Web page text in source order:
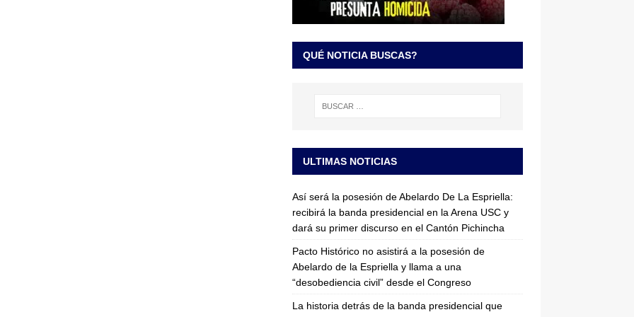
QUÉ NOTICIA BUSCAS?
ULTIMAS NOTICIAS
Así será la posesión de Abelardo De La Espriella:
recibirá la banda presidencial en la Arena USC y
dará su primer discurso en el Cantón Pichincha
Pacto Histórico no asistirá a la posesión de
Abelardo de la Espriella y llama a una
“desobediencia civil” desde el Congreso
La historia detrás de la banda presidencial que